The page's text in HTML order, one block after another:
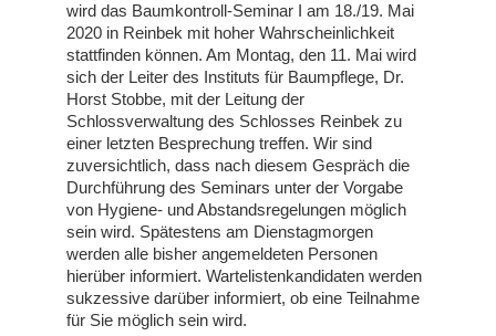
wird das Baumkontroll-Seminar I am 18./19. Mai
2020 in Reinbek mit hoher Wahrscheinlichkeit
stattfinden können. Am Montag, den 11. Mai wird
sich der Leiter des Instituts für Baumpflege, Dr.
Horst Stobbe, mit der Leitung der
Schlossverwaltung des Schlosses Reinbek zu
einer letzten Besprechung treffen. Wir sind
zuversichtlich, dass nach diesem Gespräch die
Durchführung des Seminars unter der Vorgabe
von Hygiene- und Abstandsregelungen möglich
sein wird. Spätestens am Dienstagmorgen
werden alle bisher angemeldeten Personen
hierüber informiert. Wartelistenkandidaten werden
sukzessive darüber informiert, ob eine Teilnahme
für Sie möglich sein wird.